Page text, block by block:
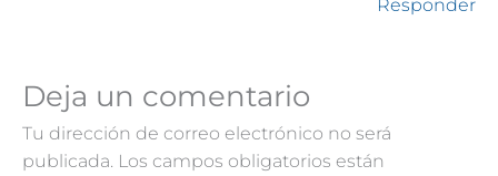
Responder
Deja un comentario
Tu dirección de correo electrónico no será
publicada. Los campos obligatorios están